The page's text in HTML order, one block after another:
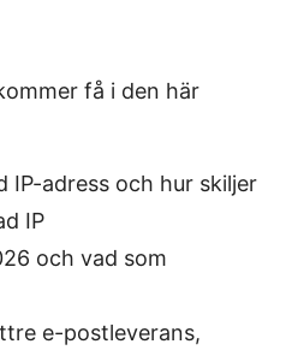
få i den här
IP-adress och hur skiljer
IP
och vad som
e-postleverans,